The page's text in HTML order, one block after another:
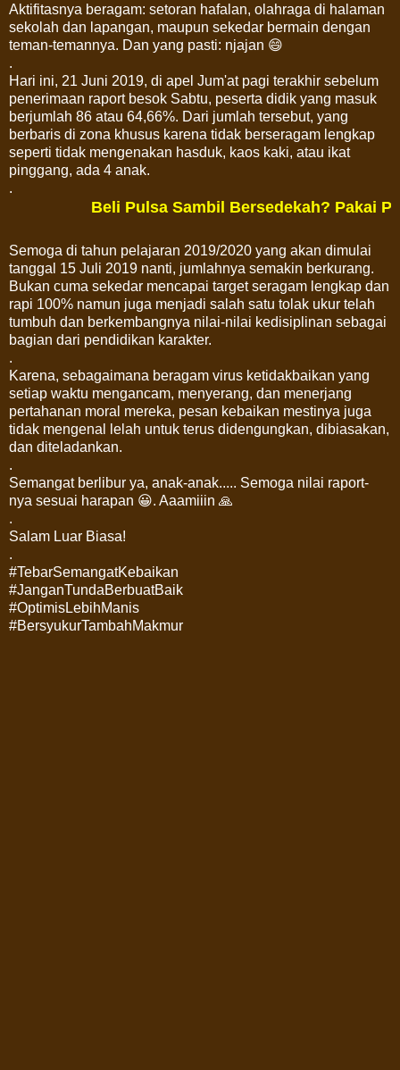
Aktifitasnya beragam: setoran hafalan, olahraga di halaman
sekolah dan lapangan, maupun sekedar bermain dengan
teman-temannya. Dan yang pasti: njajan 😄
.
Hari ini, 21 Juni 2019, di apel Jum'at pagi terakhir sebelum
penerimaan raport besok Sabtu, peserta didik yang masuk
berjumlah 86 atau 64,66%. Dari jumlah tersebut, yang
berbaris di zona khusus karena tidak berseragam lengkap
seperti tidak mengenakan hasduk, kaos kaki, atau ikat
pinggang, ada 4 anak.
.
Beli Pulsa Sambil Bersedekah? Pakai
Semoga di tahun pelajaran 2019/2020 yang akan dimulai
tanggal 15 Juli 2019 nanti, jumlahnya semakin berkurang.
Bukan cuma sekedar mencapai target seragam lengkap dan
rapi 100% namun juga menjadi salah satu tolak ukur telah
tumbuh dan berkembangnya nilai-nilai kedisiplinan sebagai
bagian dari pendidikan karakter.
.
Karena, sebagaimana beragam virus ketidakbaikan yang
setiap waktu mengancam, menyerang, dan menerjang
pertahanan moral mereka, pesan kebaikan mestinya juga
tidak mengenal lelah untuk terus didengungkan, dibiasakan,
dan diteladankan.
.
Semangat berlibur ya, anak-anak..... Semoga nilai raport-
nya sesuai harapan 😀. Aaamiiin 🙏
.
Salam Luar Biasa!
.
#TebarSemangatKebaikan
#JanganTundaBerbuatBaik
#OptimisLebihManis
#BersyukurTambahMakmur